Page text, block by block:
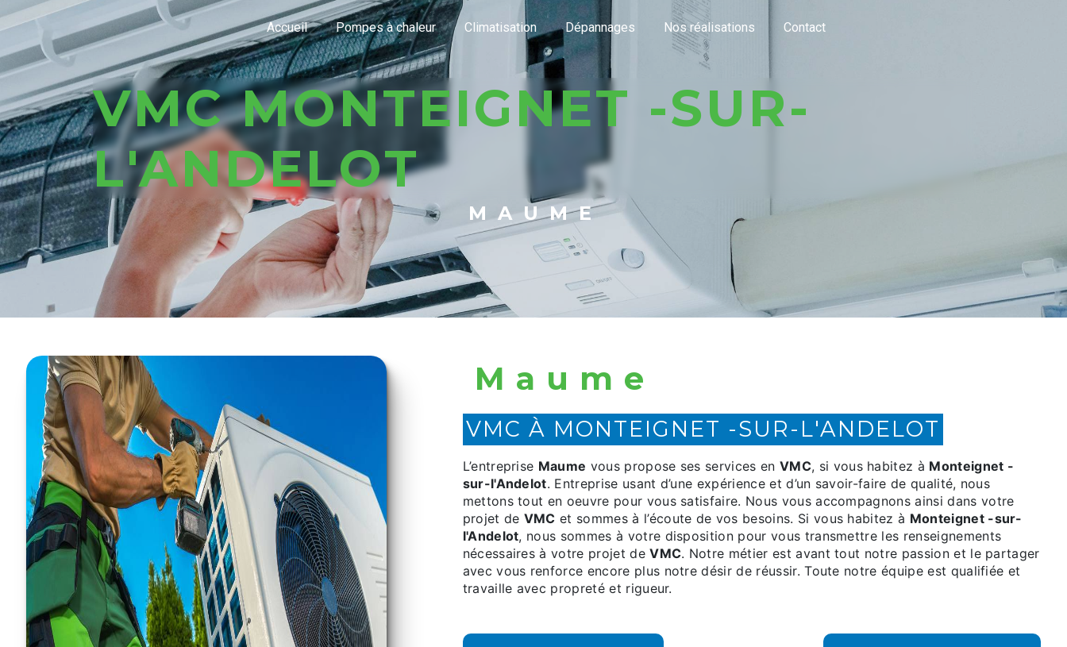
Accueil Pompes à chaleur Climatisation Dépannages Nos réalisations Contact
VMC MONTEIGNET -SUR-
L'ANDELOT
MAUME
Maume
VMC À MONTEIGNET -SUR-L'ANDELOT
L’entreprise Maume vous propose ses services en VMC, si vous habitez à Monteignet -
sur-l'Andelot. Entreprise usant d’une expérience et d’un savoir-faire de qualité, nous
mettons tout en oeuvre pour vous satisfaire. Nous vous accompagnons ainsi dans votre
projet de VMC et sommes à l’écoute de vos besoins. Si vous habitez à Monteignet -sur-
l'Andelot, nous sommes à votre disposition pour vous transmettre les renseignements
nécessaires à votre projet deVMC. Notre métier est avant tout notre passion et le partager
avec vous renforce encore plus notre désir de réussir. Toute notre équipe est qualifiée et
travaille avec propreté et rigueur.
Panneau de gestion des cookies